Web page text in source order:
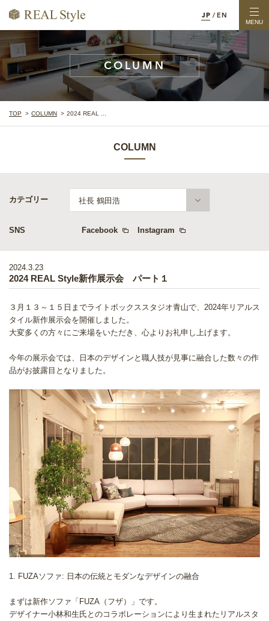
JP / EN
MENU
COLUMN
TOP COLUMN 2024 REAL ...
COLUMN
カテゴリー 社長 鶴田浩
SNS Facebook Instagram
2024.3.23
2024 REAL Style新作展示会 パート１
３月１３～１５日までライトボックススタジオ青山で、2024年リアルス
タイル新作展示会を開催しました。
大変多くの方々にご来場をいただき、心よりお礼申し上げます。
今年の展示会では、日本のデザインと職人技が見事に融合した数々の作
品がお披露目となりました。
1. FUZAソファ: 日本の伝統とモダンなデザインの融合
まずは新作ソファ「FUZA（フザ）」です。
デザイナー小林和生氏とのコラボレーションにより生まれたリアルスタ